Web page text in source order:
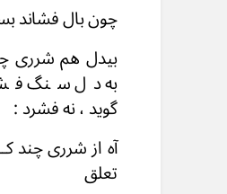
چون بال فشاند
بیدل هم شرری
به دل سنگ
گوید ، نه فشرد :
آه از شرری چند
تعلق